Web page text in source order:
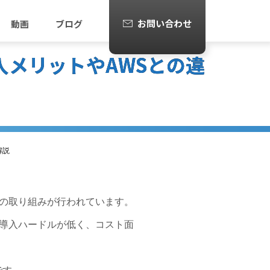
動画 ブログ お問い合わせ
リットやAWSとの違
説
り組みが行われています。
入ハードルが低く、コスト面